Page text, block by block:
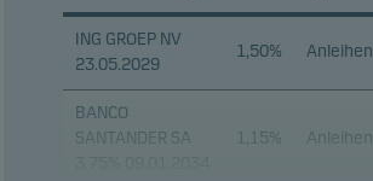
ING GROEP NV
23.05.2029
1,50% Anleihen
BANCO
SANTANDER SA
1,15% Anleihen